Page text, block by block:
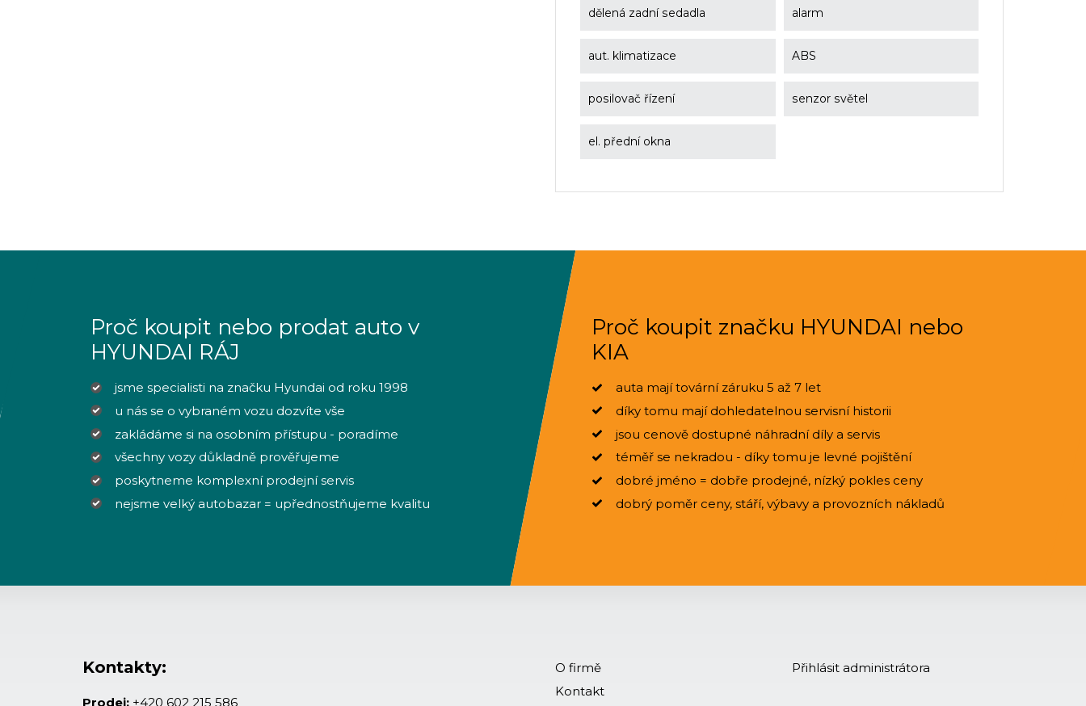
dělená zadní sedadla alarm
aut. klimatizace ABS
posilovač řízení senzor světel
el. přední okna
Proč koupit nebo prodat auto v
HYUNDAI RÁJ
jsme specialisti na značku Hyundai od roku 1998
u nás se o vybraném vozu dozvíte vše
zakládáme si na osobním přístupu - poradíme
všechny vozy důkladně prověřujeme
poskytneme komplexní prodejní servis
nejsme velký autobazar = upřednostňujeme kvalitu
Proč koupit značku HYUNDAI nebo
KIA
auta mají tovární záruku 5 až 7 let
díky tomu mají dohledatelnou servisní historii
jsou cenově dostupné náhradní díly a servis
téměř se nekradou - díky tomu je levné pojištění
dobré jméno = dobře prodejné, nízký pokles ceny
dobrý poměr ceny, stáří, výbavy a provozních nákladů
Kontakty:
Prodej: +420 602 215 586
O firmě
Kontakt
Přihlásit administrátora